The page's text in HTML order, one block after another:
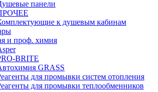
панели
к душевым кабинам
и проф. химия
BRITE
GRASS
для промывки систем отопления
для промывки теплообменников